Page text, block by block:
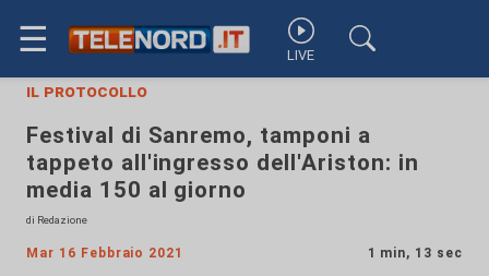
☰ LIVE
il protocollo
Festival di Sanremo, tamponi a
tappeto all'ingresso dell'Ariston: in
media 150 al giorno
di Redazione
Mar 16 Febbraio 2021 1 min, 13 sec